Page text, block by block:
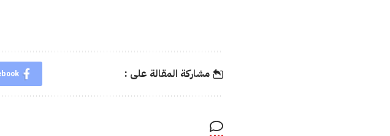
مشاركة المقالة على :